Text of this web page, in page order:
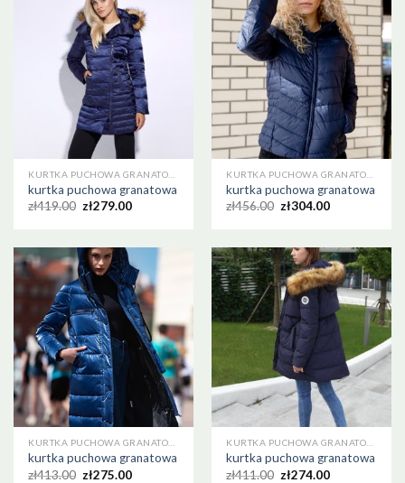
kurtka puchowa granatowa
zł419.00 zł279.00
kurtka puchowa granatowa
zł456.00 zł304.00
kurtka puchowa granatowa
zł413.00 zł275.00
kurtka puchowa granatowa
zł411.00 zł274.00